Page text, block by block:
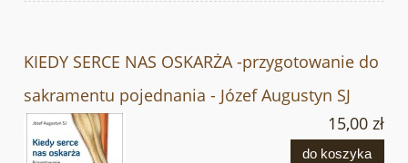
KIEDY SERCE NAS OSKARŻA -przygotowanie do
sakramentu pojednania - Józef Augustyn SJ
15,00 zł
do koszyka